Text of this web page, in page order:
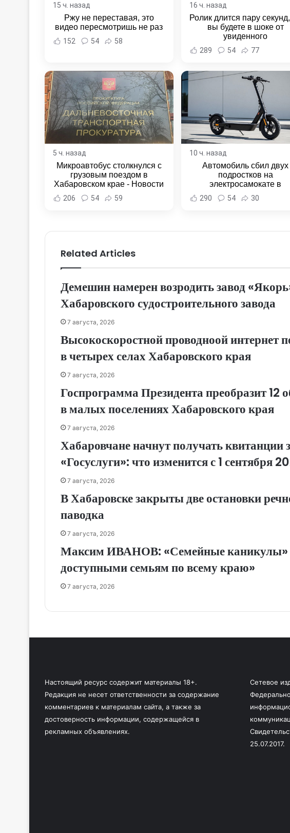
15 ч. назад
Ржу не переставая, это
видео пересмотришь не раз
152 54 58
16 ч. назад
Ролик длится пару
вы будете в шоке от
увиденного
289 54 77
5 ч. назад
Микроавтобус столкнулся с
грузовым поездом в
Хабаровском крае - Новости
Хабаровска и Хабаровского
края
206 54 59
10 ч. назад
Автомобиль сбил двух
подростков на
электросамокате в
Комсомольске-на-Амуре -
Новости Хабаровска и
290 54 30
Related Articles
Демешин намерен возродить завод
Хабаровского судостроительного завода
7 августа, 2026
Высокоскоростной проводноой интернет
в четырех селах Хабаровского края
7 августа, 2026
Госпрограмма Президента преобразит 12
в малых поселениях Хабаровского края
7 августа, 2026
Хабаровчане начнут получать
«Госуслуги»: что изменится с 1 сентября
7 августа, 2026
В Хабаровске закрыты две остановки
паводка
7 августа, 2026
Максим ИВАНОВ: «Семейные каникулы»
доступными семьям по всему краю»
7 августа, 2026
Настоящий ресурс содержит материалы 18+.
Редакция не несет ответственности за содержание
комментариев к материалам сайта, а также за
достоверность информации, содержащейся в
рекламных объявлениях.
Сетевое
25.07.2017.